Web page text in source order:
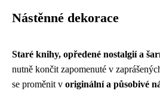
Nástěnné dekorace
Staré knihy, opředené nostalgií a
nutně končit zapomenuté v
se proměnit v originální a působivé